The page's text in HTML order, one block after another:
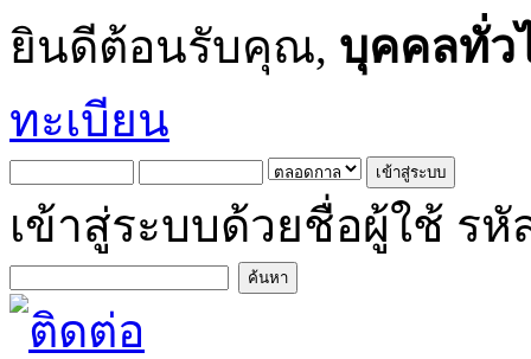
ยินดีต้อนรับคุณ, บุคคลทั่ว
ทะเบียน
เข้าสู่ระบบด้วยชื่อผู้ใช้ รหั